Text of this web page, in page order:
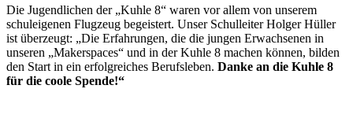
Die Jugendlichen der „Kuhle 8“ waren vor allem von unserem
schuleigenen Flugzeug begeistert. Unser Schulleiter Holger Hüller
ist überzeugt: „Die Erfahrungen, die die jungen Erwachsenen in
unseren „Makerspaces“ und in der Kuhle 8 machen können, bilden
den Start in ein erfolgreiches Berufsleben. Danke an die Kuhle 8
für die coole Spende!“